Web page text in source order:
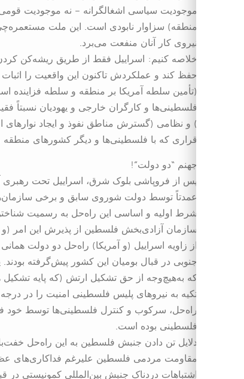
موجودیت سیاسی اشغالگرانه – نه موجودیت
منطقه) سزاوار نابودی است. این ملت
نیروی کار آنان منفعت می‌برد.
خلاصه کنیم: اسراییل فقط از طریق ریشه‌کن
حفظ کند و عملکردش تاکنون این واقعیت را
(تأمین سلطه آمریکا بر منطقه و سلطه فزاینده
) و نظامی (گسترش مناطق نفوذ و ایجاد نوارهای
قراری که با فلسطینی‌ها و دیگر کشورهای منطقه
جهنم “دو دولت”!
عمدتاً توسط دولت شوروی سابق و برخی
شرط اولیه و اساسی این راه‌حل به رسمیت
سازمان آزادی‌بخش فلسطین از پذیرش این امر (و
از زاویه اسراییل (و آمریکا) راه‌حل دو دولت
جنوبی در قبال بومیان این کشور پیش‌گرفته
که به‌هیچ‌وجه از حق تشکیل ارتش (که پایه تشکیل
تکیه به نیروهای پلیس فلسطینی امنیت را در
راه‌حل، سرکوب و کنترل فلسطینی‌ها توسط خود
فلسطینی بوده است.
دلایل تن دادن جنبش فلسطین به این راه‌حل
مقاومت مردمی فلسطین علیرغم فداکاری‌های
اشتباهات دردناک جنبش بین‌المللی کمونیستی